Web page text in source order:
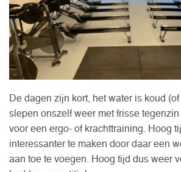
De dagen zijn kort, het water is koud
slepen onszelf weer met frisse
voor een ergo- of krachttraining. Hoog
interessanter te maken door daar een
aan toe te voegen. Hoog tijd dus weer